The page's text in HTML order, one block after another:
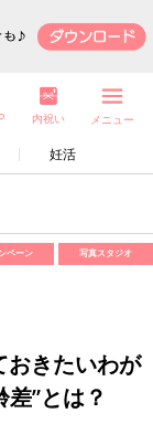
妊活
内祝い メニュー
ペーン 写真スタジオ
きたいわが
”とは？